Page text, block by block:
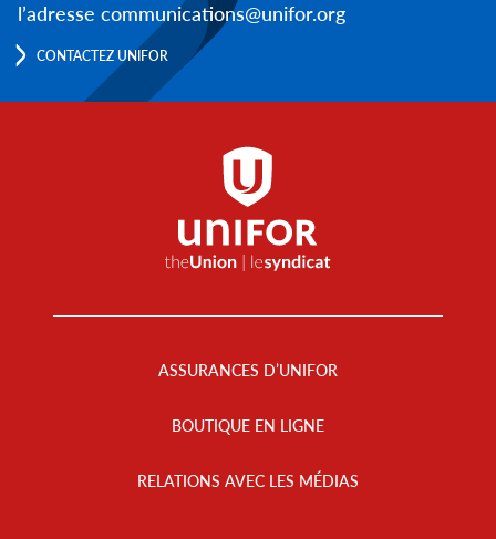
l’adresse communications@unifor.org
CONTACTEZ UNIFOR
ASSURANCES D’UNIFOR
BOUTIQUE EN LIGNE
RELATIONS AVEC LES MÉDIAS